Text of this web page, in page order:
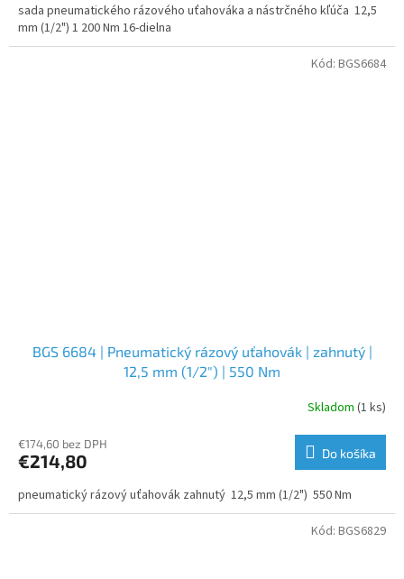
sada pneumatického rázového uťahováka a nástrčného kľúča 12,5
mm (1/2") 1 200 Nm 16-dielna
BGS 6684 | Pneumatický rázový uťahovák | zahnutý |
12,5 mm (1/2") | 550 Nm
Skladom (1 ks)
€174,60 bez DPH
€214,80 Do košíka
pneumatický rázový uťahovák zahnutý 12,5 mm (1/2") 550 Nm
Kód: BGS6684
Kód: BGS6829